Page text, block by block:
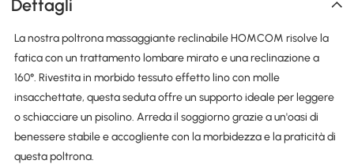
Dettagli
La nostra poltrona massaggiante reclinabile HOMCOM risolve la
fatica con un trattamento lombare mirato e una reclinazione a
160°. Rivestita in morbido tessuto effetto lino con molle
insacchettate, questa seduta offre un supporto ideale per leggere
o schiacciare un pisolino. Arreda il soggiorno grazie a un'oasi di
benessere stabile e accogliente con la morbidezza e la praticità di
questa poltrona.